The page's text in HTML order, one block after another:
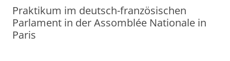
Praktikum im deutsch-französischen
Parlament in der Assomblée Nationale in
Paris